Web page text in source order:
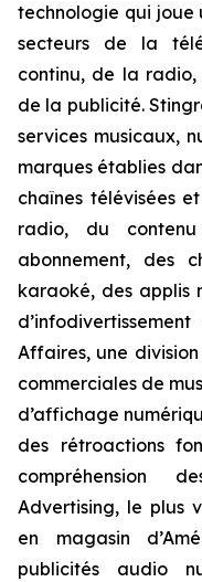
technologie qui joue
secteurs de la
continu, de la radio,
de la publicité.
services musicaux,
marques établies
chaînes télévisées
radio, du
abonnement, des
karaoké, des applis
Affaires, une
commerciales de
d’affichage
des rétroactions
compréhension
Advertising, le plus
en magasin
publicités audio